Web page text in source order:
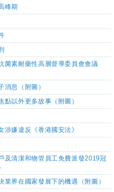
峰期
菌素耐藥性高層督導委員會會議
消息（附圖）
點以外更多故事（附圖）
涉嫌違反《香港國安法》
及清潔和物管員工免費派發2019冠
界在國家發展下的機遇（附圖）